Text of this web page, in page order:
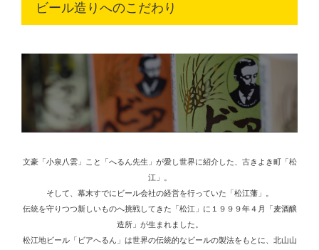
ビール造りへのこだわり
文豪「小泉八雲」こと「へるん先生」が愛し世界に紹介した、古きよき町「松
江」。
そして、幕末すでにビール会社の経営を行っていた「松江藩」。
伝統を守りつつ新しいものへ挑戦してきた「松江」に１９９９年４月「麦酒醸
造所」が生まれました。
松江地ビール「ビアへるん」は世界の伝統的なビールの製法をもとに、北山山